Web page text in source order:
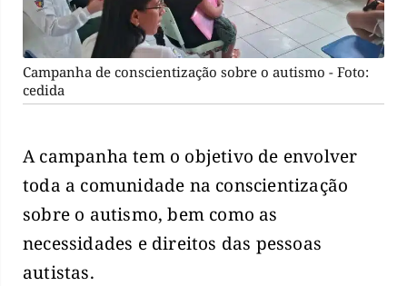
Campanha de conscientização sobre o autismo - Foto:
cedida
A campanha tem o objetivo de envolver
toda a comunidade na conscientização
sobre o autismo, bem como as
necessidades e direitos das pessoas
autistas.